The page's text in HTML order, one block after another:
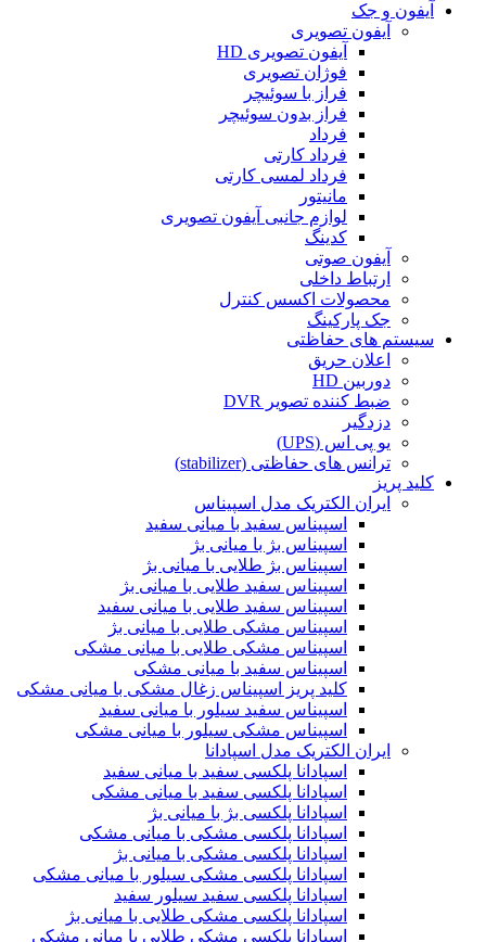
آیفون و جک
آیفون تصویری
آیفون تصویری HD
فوژان تصویری
فراز با سوئیچر
فراز بدون سوئیچر
فرداد
فرداد کارتی
فرداد لمسی کارتی
مانیتور
لوازم جانبی آیفون تصویری
کدینگ
آیفون صوتی
ارتباط داخلی
محصولات اکسس کنترل
جک پارکینگ
سیستم های حفاظتی
اعلان حریق
دوربین HD
ضبط کننده تصویر DVR
دزدگیر
یو پی اس (UPS)
ترانس های حفاظتی (stabilizer)
کلید پریز
ایران الکتریک مدل اسپیناس
اسپیناس سفید با میانی سفید
اسپیناس بژ با میانی بژ
اسپیناس بژ طلایی با میانی بژ
اسپیناس سفید طلایی با میانی بژ
اسپیناس سفید طلایی با میانی سفید
اسپیناس مشکی طلایی با میانی بژ
اسپیناس مشکی طلایی با میانی مشکی
اسپیناس سفید با میانی مشکی
کلید پریز اسپیناس زغال مشکی با میانی مشکی
اسپیناس سفید سیلور با میانی سفید
اسپیناس مشکی سیلور با میانی مشکی
ایران الکتریک مدل اسپادانا
اسپادانا پلکسی سفید با میانی سفید
اسپادانا پلکسی سفید با میانی مشکی
اسپادانا پلکسی بژ با میانی بژ
اسپادانا پلکسی مشکی با میانی مشکی
اسپادانا پلکسی مشکی با میانی بژ
اسپادانا پلکسی مشکی سیلور با میانی مشکی
اسپادانا پلکسی سفید سیلور سفید
اسپادانا پلکسی مشکی طلایی با میانی بژ
اسپادانا پلکسی مشکی طلایی با میانی مشکی